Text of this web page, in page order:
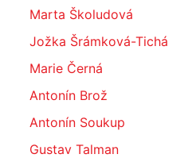
Marta Školudová
Jožka Šrámková-Tichá
Marie Černá
Antonín Brož
Antonín Soukup
Gustav Talman